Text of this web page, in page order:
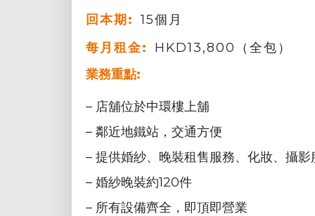
回本期: 15個月
每月租金:
HKD13,800（全包）
業務重點:
– 店舖位於中環樓上舖
– 鄰近地鐵站，交通方便
– 提供婚紗、晚裝租售服務、化妝、攝影
– 婚紗晚裝約120件
– 所有設備齊全，即頂即營業